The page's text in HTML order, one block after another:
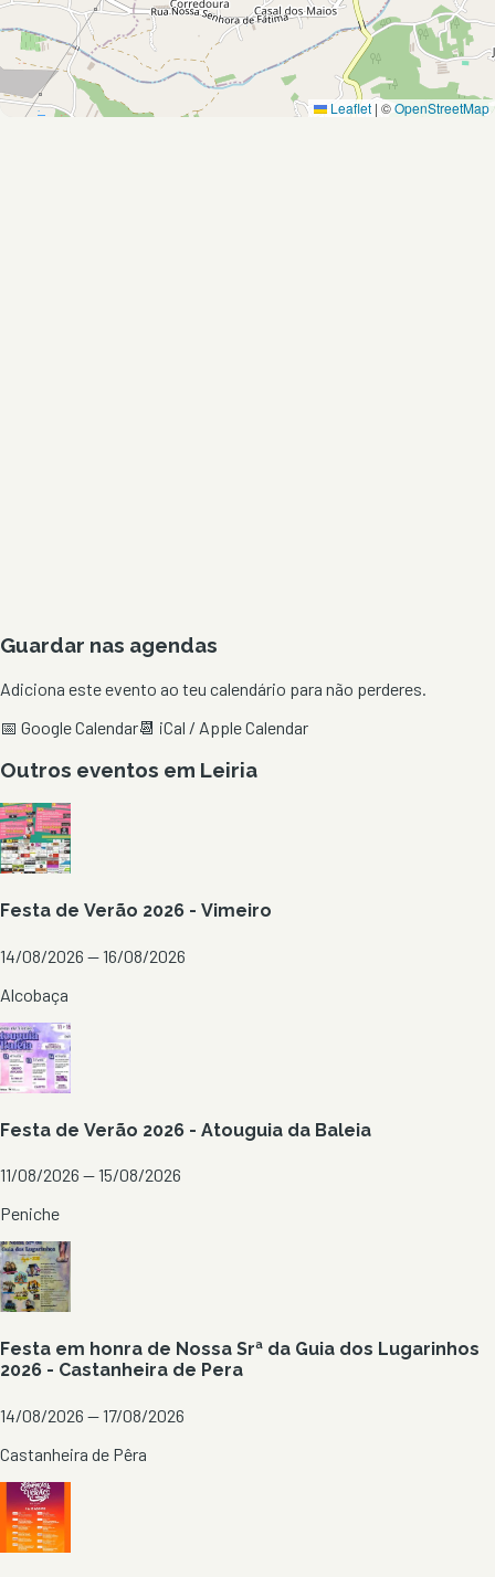
Leaflet | ©OpenStreetMap
Guardar nas agendas
Adiciona este evento ao teu calendário para não perderes.
📅 Google Calendar📆 iCal / Apple Calendar
Outros eventos em Leiria
Festa de Verão 2026 - Vimeiro
14/08/2026 — 16/08/2026
Alcobaça
Festa de Verão 2026 - Atouguia da Baleia
11/08/2026 — 15/08/2026
Peniche
Festa em honra de Nossa Srª da Guia dos Lugarinhos
2026 - Castanheira de Pera
14/08/2026 — 17/08/2026
Castanheira de Pêra